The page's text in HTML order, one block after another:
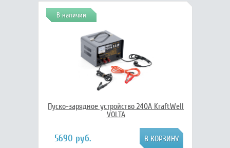
В наличии
Пуско-зарядное устройство 240А KraftWell
VOLTA
5690 руб.